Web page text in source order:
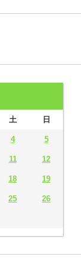
土 日
4 5
11 12
18 19
25 26